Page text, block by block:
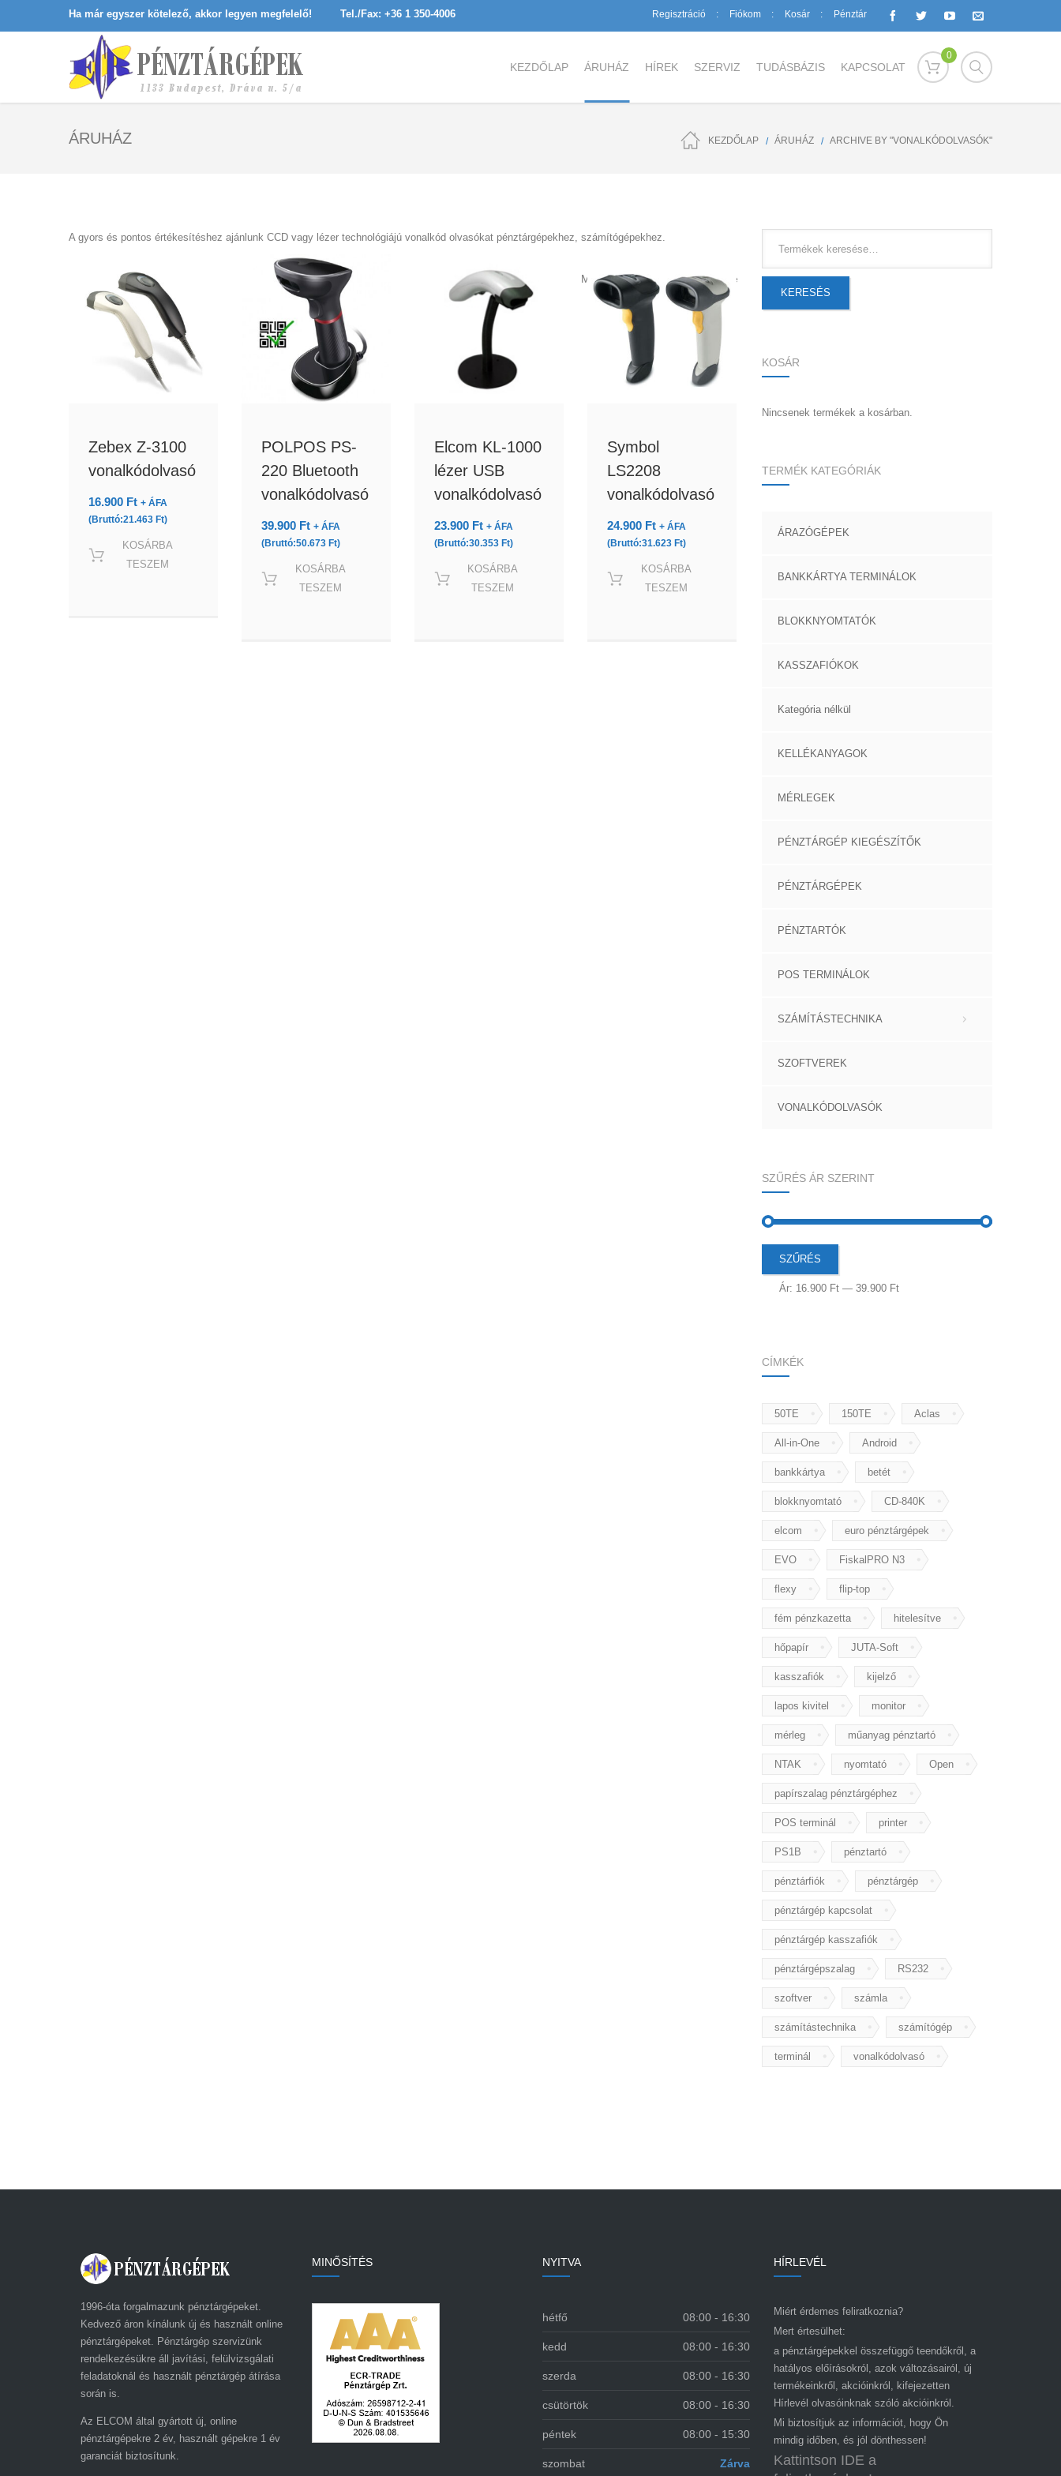
Ha már egyszer kötelező, akkor legyen megfelelő! Tel./Fax: +36 1 350-4006 Regisztráció Fiókom Kosár Pénztár
0
KEZDŐLAP ÁRUHÁZ HÍREK SZERVIZ TUDÁSBÁZIS KAPCSOLAT
ÁRUHÁZ KEZDŐLAP ÁRUHÁZ ARCHIVE BY "VONALKÓDOLVASÓK"
A gyors és pontos értékesítéshez ajánlunk CCD vagy lézer technológiájú vonalkód olvasókat pénztárgépekhez, számítógépekhez.
Mind a(z) 4 találat megjelenítveSorted
popularity
Zebex Z-3100
vonalkódolvasó
16.900 Ft + ÁFA
(Bruttó:21.463 Ft)
KOSÁRBA
TESZEM
POLPOS PS-
220 Bluetooth
vonalkódolvasó
39.900 Ft + ÁFA
(Bruttó:50.673 Ft)
KOSÁRBA
TESZEM
Elcom KL-1000
lézer USB
vonalkódolvasó
23.900 Ft + ÁFA
(Bruttó:30.353 Ft)
KOSÁRBA
TESZEM
Symbol
LS2208
vonalkódolvasó
24.900 Ft + ÁFA
(Bruttó:31.623 Ft)
KOSÁRBA
TESZEM
KERESÉS
KOSÁR
Nincsenek termékek a kosárban.
TERMÉK KATEGÓRIÁK
ÁRAZÓGÉPEK
BANKKÁRTYA TERMINÁLOK
BLOKKNYOMTATÓK
KASSZAFIÓKOK
Kategória nélkül
KELLÉKANYAGOK
MÉRLEGEK
PÉNZTÁRGÉP KIEGÉSZÍTŐK
PÉNZTÁRGÉPEK
PÉNZTARTÓK
POS TERMINÁLOK
SZÁMÍTÁSTECHNIKA
SZOFTVEREK
VONALKÓDOLVASÓK
SZŰRÉS ÁR SZERINT
Min
ár
Max
ár
SZŰRÉS
Ár: 16.900 Ft— 39.900 Ft
CÍMKÉK
50TE 150TE Aclas
All-in-One Android
bankkártya betét
blokknyomtató CD-840K
elcom euro pénztárgépek
EVO FiskalPRO N3
flexy flip-top
fém pénzkazetta hitelesítve
hőpapír JUTA-Soft
kasszafiók kijelző
lapos kivitel monitor
mérleg műanyag pénztartó
NTAK nyomtató Open
papírszalag pénztárgéphez
POS terminál printer
PS1B pénztartó
pénztárfiók pénztárgép
pénztárgép kapcsolat
pénztárgép kasszafiók
pénztárgépszalag RS232
szoftver számla
számítástechnika számítógép
terminál vonalkódolvasó
1996-óta forgalmazunk pénztárgépeket.
Kedvező áron kínálunk új és használt online
pénztárgépeket. Pénztárgép szervizünk
rendelkezésükre áll javítási, felülvizsgálati
feladatoknál és használt pénztárgép átírása
során is.
Az ELCOM által gyártott új, online
pénztárgépekre 2 év, használt gépekre 1 év
garanciát biztosítunk.
MINŐSÍTÉS NYITVA
hétfő 08:00 - 16:30
kedd 08:00 - 16:30
szerda 08:00 - 16:30
csütörtök 08:00 - 16:30
péntek 08:00 - 15:30
szombat Zárva
HÍRLEVÉL
Miért érdemes feliratkoznia?
Mert értesülhet:
a pénztárgépekkel összefüggő teendőkről, a
hatályos előírásokról, azok változásairól, új
termékeinkről, akcióinkról, kifejezetten
Hírlevél olvasóinknak szóló akcióinkról.
Mi biztosítjuk az információt, hogy Ön
mindig időben, és jól dönthessen!
Kattintson IDE a